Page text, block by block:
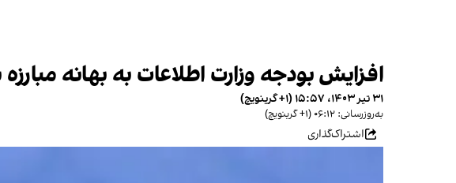
افزایش بودجه وزارت اطلاعات به بهانه
۳۱ تیر ۱۴۰۳، ۱۵:۵۷ (‎+۱ گرینویچ)
به‌روزرسانی: ۰۶:۱۲ (‎+۱ گرینویچ)
اشتراک‌گذاری